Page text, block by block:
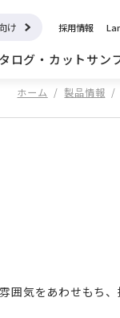
ログ・カットサン
け 採用情報
ホーム / 製品情報 /
囲気をあわせもち